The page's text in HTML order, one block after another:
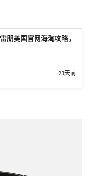
朋美国官网海淘攻略，
23天前